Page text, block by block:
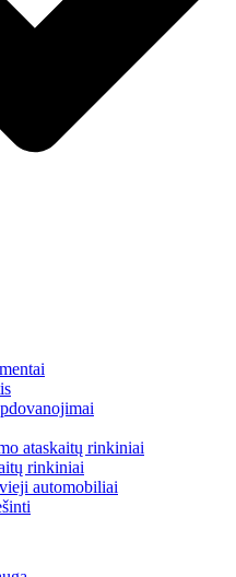
ataskaitų rinkiniai
rinkiniai
automobiliai